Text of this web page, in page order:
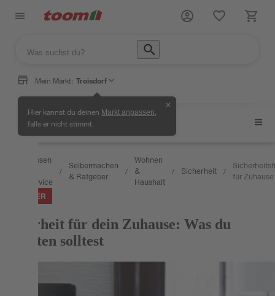
Mein Markt: Troisdorf
Hier kannst du deinen Markt anpassen
falls er nicht stimmt.
✕
Sicherheit
Wissen
Service
/
Selbermachen
& Ratgeber
/
Wohnen
&
Haushalt
/ Sicherheit /
für Zuhause
RATGEBER
Sicherheit für dein Zuhause: Was du
beachten solltest